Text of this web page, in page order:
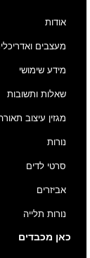
אודות
מעצבים
מידע שימושי
שאלות ותשובות
מגזין עיצוב
נורות
סרטי לדים
אביזרים
נורות תלייה
כאן מכבדים